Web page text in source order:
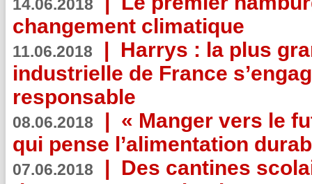
14.06.2018
changement climatique
11.06.2018 | Harrys : la plus
industrielle de France
responsable
08.06.2018 | « Manger vers le
qui pense l’alimentation
07.06.2018 | Des cantines